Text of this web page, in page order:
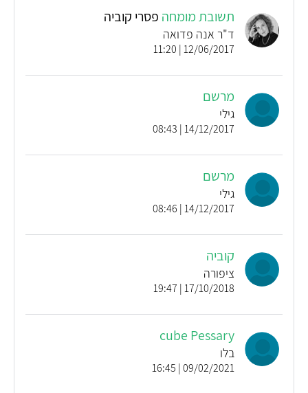
תשובת מומחה פסרי קוביה
ד"ר אנה פדואה
12/06/2017 | 11:20
מרשם
גילי
14/12/2017 | 08:43
מרשם
גילי
14/12/2017 | 08:46
קוביה
ציפורה
17/10/2018 | 19:47
cube Pessary
בלו
09/02/2021 | 16:45